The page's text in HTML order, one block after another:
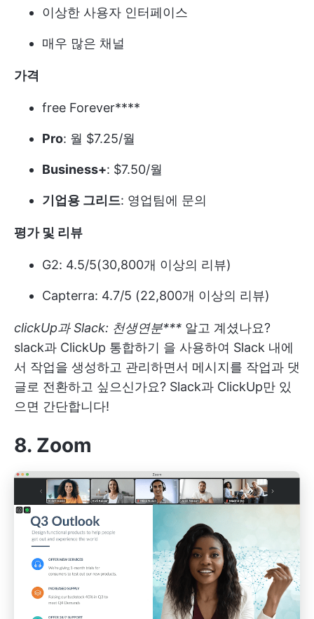
이상한 사용자 인터페이스
매우 많은 채널
가격
free Forever****
Pro: 월 $7.25/월
Business+: $7.50/월
기업용 그리드: 영업팀에 문의
평가 및 리뷰
G2: 4.5/5(30,800개 이상의 리뷰)
Capterra: 4.7/5 (22,800개 이상의 리뷰)
clickUp과 Slack: 천생연분*** 알고 계셨나요?
slack과 ClickUp 통합하기 을 사용하여 Slack 내에
서 작업을 생성하고 관리하면서 메시지를 작업과 댓
글로 전환하고 싶으신가요? Slack과 ClickUp만 있
으면 간단합니다!
8. Zoom